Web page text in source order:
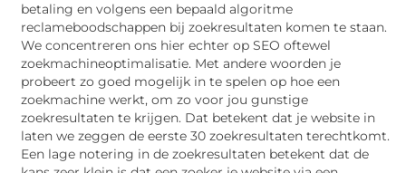
betaling en volgens een bepaald algoritme
reclameboodschappen bij zoekresultaten komen te staan.
We concentreren ons hier echter op SEO oftewel
zoekmachineoptimalisatie. Met andere woorden je
probeert zo goed mogelijk in te spelen op hoe een
zoekmachine werkt, om zo voor jou gunstige
zoekresultaten te krijgen. Dat betekent dat je website in
laten we zeggen de eerste 30 zoekresultaten terechtkomt.
Een lage notering in de zoekresultaten betekent dat de